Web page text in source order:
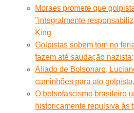
Moraes promete que
"integralmente
King
Golpistas sobem tom no
fazem até saudação
Aliado de Bolsonaro,
caminhões para ato
O bolsofascismo brasileiro
historicamente repulsiva às